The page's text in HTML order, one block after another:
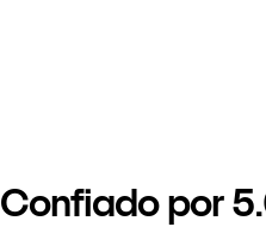
Confiado por